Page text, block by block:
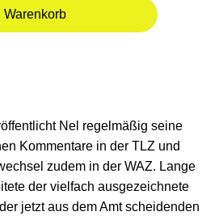
Warenkorb
Nel regelmäßig seine
Kommentare in der TLZ und
zudem in der WAZ. Lange
der vielfach ausgezeichnete
jetzt aus dem Amt scheidenden